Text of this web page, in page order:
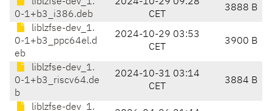
0-1+b3_i386.deb
CET
3888 B
liblzfse-dev_1.
0-1+b3_ppc64el.d
eb
2024-10-29 03:53
CET
3900 B
liblzfse-dev_1.
0-1+b3_riscv64.de
b
2024-10-31 03:14
CET
3884 B
liblzfse-dev_1.